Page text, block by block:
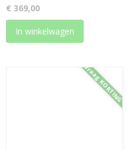
€ 369,00
In winkelwagen
Vraag KORTING